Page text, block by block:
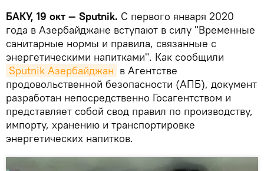
БАКУ, 19 окт — Sputnik. С первого января 2020
года в Азербайджане вступают в силу "Временные
санитарные нормы и правила, связанные с
энергетическими напитками". Как сообщили
Sputnik Азербайджан в Агентстве
продовольственной безопасности (АПБ), документ
разработан непосредственно Госагентством и
представляет собой свод правил по производству,
импорту, хранению и транспортировке
энергетических напитков.